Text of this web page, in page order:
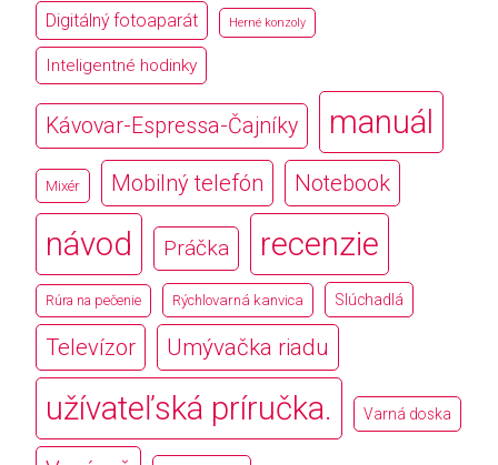
Digitálný fotoaparát Herné konzoly
Inteligentné hodinky
Kávovar-Espressa-Čajníky manuál
Mixér Mobilný telefón Notebook
návod Práčka recenzie
Rúra na pečenie Rýchlovarná kanvica Slúchadlá
Televízor Umývačka riadu
užívateľská príručka. Varná doska